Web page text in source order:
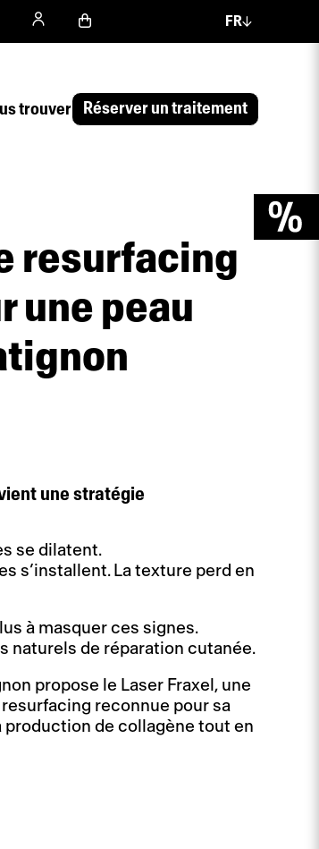
trouver Réserver un traitement
FR
resurfacing
une peau
une stratégie
se dilatent.
s’installent. La texture perd en
à masquer ces signes.
naturels de réparation cutanée.
propose le Laser Fraxel, une
reconnue pour sa
de collagène tout en